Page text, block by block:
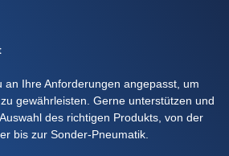
an Ihre Anforderungen angepasst, um
gewährleisten. Gerne unterstützen und
des richtigen Produkts, von der
bis zur Sonder-Pneumatik.